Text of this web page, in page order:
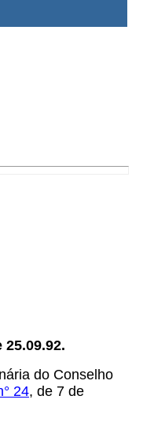
25.09.92.
do Conselho
24, de 7 de